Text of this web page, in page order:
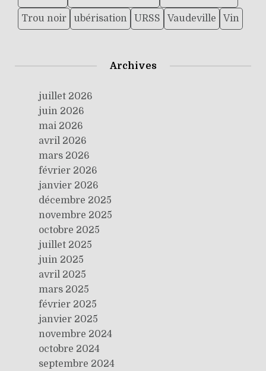
Trou noir ubérisation URSS Vaudeville Vin
Archives
juillet 2026
juin 2026
mai 2026
avril 2026
mars 2026
février 2026
janvier 2026
décembre 2025
novembre 2025
octobre 2025
juillet 2025
juin 2025
avril 2025
mars 2025
février 2025
janvier 2025
novembre 2024
octobre 2024
septembre 2024